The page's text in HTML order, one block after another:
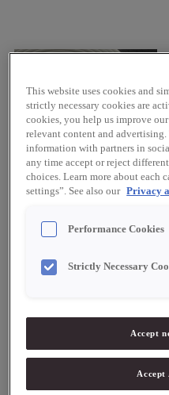
Milk Chocolate Mousse,
Fruit, plant based,
vegan
This website uses cookies and
strictly necessary cookies are
cookies, you help us improve
relevant content and
information with partners in
any time accept or reject
choices. Learn more about
settings”. See also our Privacy
Performance Cookies
Strictly Necessary
Accept
Accept